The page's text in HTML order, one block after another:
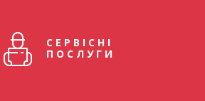
СЕРВІСНІ
ПОСЛУГИ